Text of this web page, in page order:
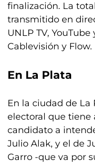
finalización. La
transmitido en
UNLP TV,
Cablevisión y Flow.
En La Plata
En la ciudad de
electoral que tiene
candidato a
Julio Alak, y el de
Garro -que va por